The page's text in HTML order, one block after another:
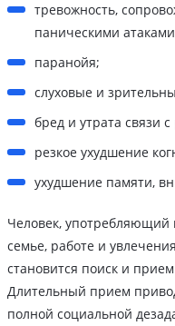
тревожность,
паническими
паранойя;
слуховые и
бред и утрата связи
резкое ухудшение
ухудшение памяти,
Человек, употребляющий
семье, работе и
становится поиск и
Длительный прием
полной социальной